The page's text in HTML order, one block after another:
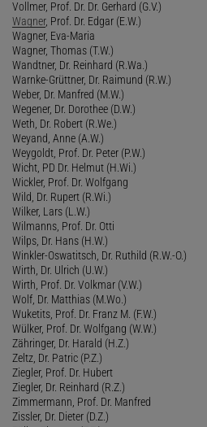
Vollmer, Prof. Dr. Dr. Gerhard (G.V.)
Wagner, Prof. Dr. Edgar (E.W.)
Wagner, Eva-Maria
Wagner, Thomas (T.W.)
Wandtner, Dr. Reinhard (R.Wa.)
Warnke-Grüttner, Dr. Raimund (R.W.)
Weber, Dr. Manfred (M.W.)
Wegener, Dr. Dorothee (D.W.)
Weth, Dr. Robert (R.We.)
Weyand, Anne (A.W.)
Weygoldt, Prof. Dr. Peter (P.W.)
Wicht, PD Dr. Helmut (H.Wi.)
Wickler, Prof. Dr. Wolfgang
Wild, Dr. Rupert (R.Wi.)
Wilker, Lars (L.W.)
Wilmanns, Prof. Dr. Otti
Wilps, Dr. Hans (H.W.)
Winkler-Oswatitsch, Dr. Ruthild (R.W.-O.)
Wirth, Dr. Ulrich (U.W.)
Wirth, Prof. Dr. Volkmar (V.W.)
Wolf, Dr. Matthias (M.Wo.)
Wuketits, Prof. Dr. Franz M. (F.W.)
Wülker, Prof. Dr. Wolfgang (W.W.)
Zähringer, Dr. Harald (H.Z.)
Zeltz, Dr. Patric (P.Z.)
Ziegler, Prof. Dr. Hubert
Ziegler, Dr. Reinhard (R.Z.)
Zimmermann, Prof. Dr. Manfred
Zissler, Dr. Dieter (D.Z.)